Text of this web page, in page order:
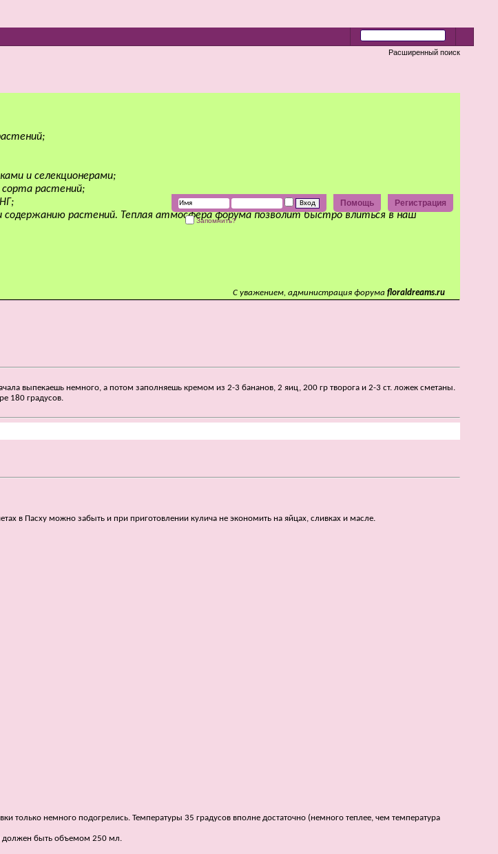
Регистрация
Помощь
Запомнить?
Расширенный поиск
и селекционерами;
растений;
содержанию растений. Теплая атмосфера форума позволит быстро влиться в наш
С уважением, администрация форума floraldreams.ru
выпекаешь немного, а потом заполняешь кремом из 2-3 бананов, 2 яиц, 200 гр творога и 2-3 ст. ложек сметаны.
180 градусов.
в Пасху можно забыть и при приготовлении кулича не экономить на яйцах, сливках и масле.
только немного подогрелись. Температуры 35 градусов вполне достаточно (немного теплее, чем температура
должен быть объемом 250 мл.